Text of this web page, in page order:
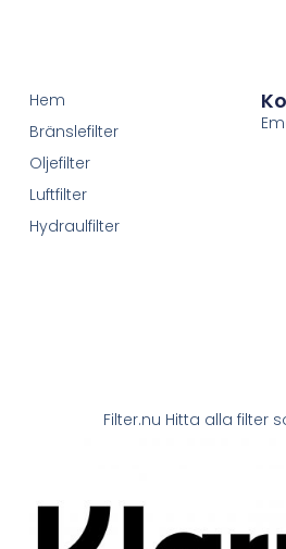
Filter.nu Hitta alla filter
Hem
Bränslefilter
Oljefilter
Luftfilter
Hydraulfilter